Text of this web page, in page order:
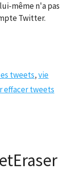
même n'a pas
Twitter.
tweets,vie
effacer tweets